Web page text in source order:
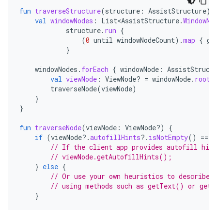
fun traverseStructure(structure : AssistStructure)
val windowNodes : List<AssistStructure.
structure. run {
(0 until windowNodeCount).map {
}
windowNodes . forEach { windowNode :
val viewNode : ViewNode? = windowNode.
traverseNode(viewNode)
}
}
fun traverseNode(viewNode : ViewNode?)
{
if (viewNode?.autofillHints?. isNotEmpty() ==
// If the client app provides autofill
// viewNode.getAutofillHints();
} else {
// Or use your own heuristics to describe
// using methods such as getText() or
}